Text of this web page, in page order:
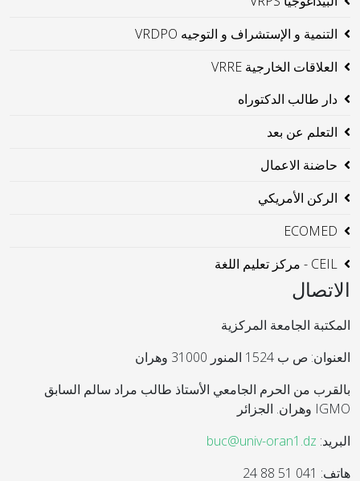
التنمية و الإستشراف و التوجيه VRDPO
العلاقات الخارجية VRRE
دار طالب الدكتوراه
التعلم عن بعد
حاضنة الاعمال
الركن الأمريكي
ECOMED
CEIL - مركز تعليم اللغة
الاتصال
المكتبة الجامعة المركزية
العنوان: ص ب 1524 المنور 31000 وهران
بالقرب من الحرم الجامعي الأستاذ طالب مراد سالم السابق
IGMO وهران. الجزائر
البريد: buc@univ-oran1.dz
هاتف: 041 51 88 24